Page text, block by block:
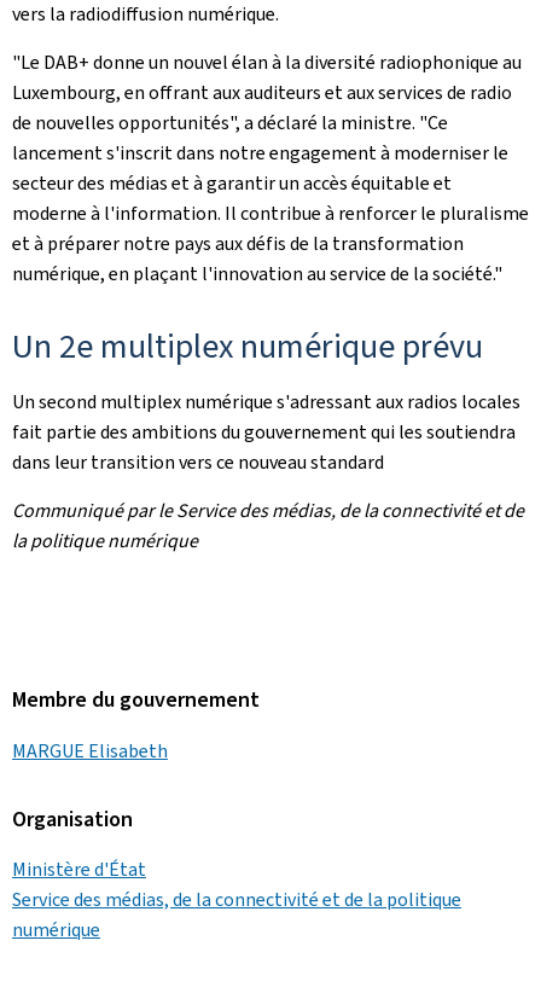
vers la radiodiffusion numérique.
"Le DAB+ donne un nouvel élan à la diversité radiophonique au
Luxembourg, en offrant aux auditeurs et aux services de radio
de nouvelles opportunités", a déclaré la ministre. "Ce
lancement s'inscrit dans notre engagement à moderniser le
secteur des médias et à garantir un accès équitable et
moderne à l'information. Il contribue à renforcer le pluralisme
et à préparer notre pays aux défis de la transformation
numérique, en plaçant l'innovation au service de la société."
Un 2e multiplex numérique prévu
Un second multiplex numérique s'adressant aux radios locales
fait partie des ambitions du gouvernement qui les soutiendra
dans leur transition vers ce nouveau standard
Communiqué par le Service des médias, de la connectivité et de
la politique numérique
Membre du gouvernement
MARGUE Elisabeth
Organisation
Ministère d'État
Service des médias, de la connectivité et de la politique
numérique